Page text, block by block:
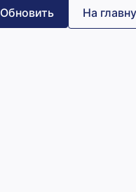
Обновить На